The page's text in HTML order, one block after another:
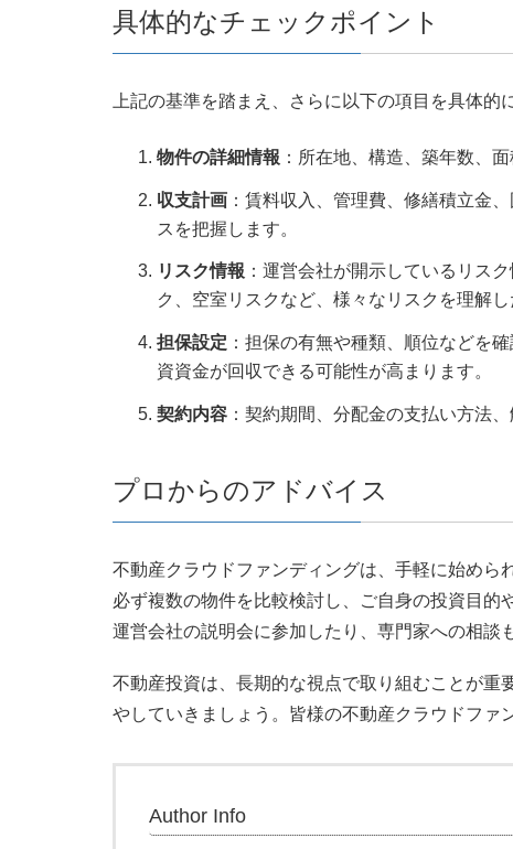
具体的なチェックポイント
上記の基準を踏まえ、さらに以下の項目を具体的
物件の詳細情報 ：所在地、構造、築年数、
収支計画 ：賃料収入、管理費、修繕積立金
スを把握します。
リスク情報 ：運営会社が開示しているリス
ク、空室リスクなど、様々なリスクを理解
担保設定 ：担保の有無や種類、順位などを
資資金が回収できる可能性が高まります。
契約内容 ：契約期間、分配金の支払い方法
プロからのアドバイス
不動産クラウドファンディングは、手軽に始めら
必ず複数の物件を比較検討し、ご自身の投資目的
運営会社の説明会に参加したり、専門家への相談
不動産投資は、長期的な視点で取り組むことが重
やしていきましょう。皆様の不動産クラウドファ
Author Info